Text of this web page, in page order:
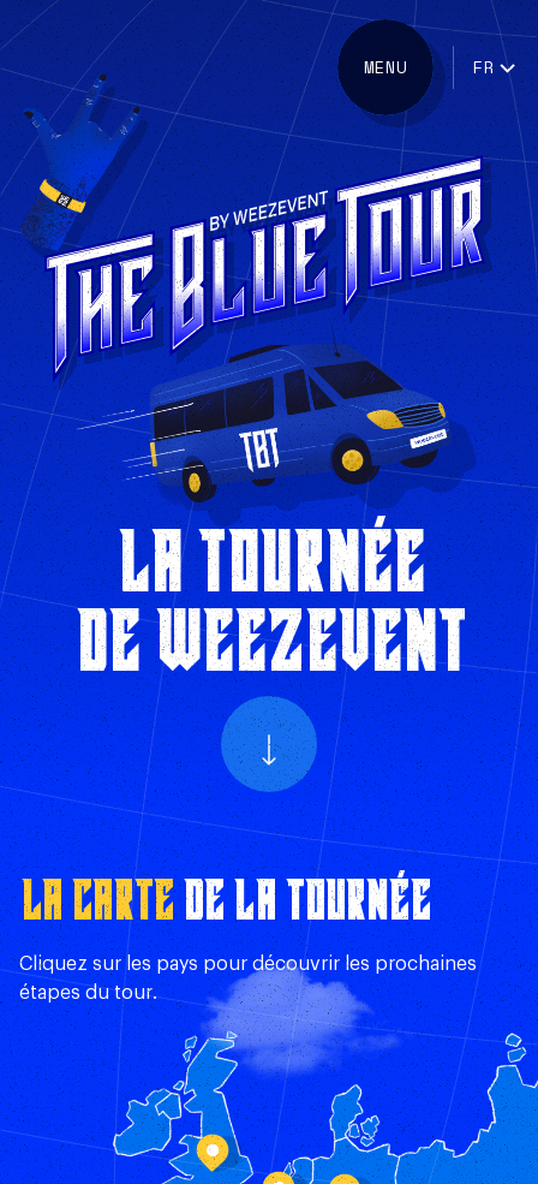
MENU FR
LA TOURNÉE
DE WEEZEVENT
LA CARTEDE LA TOURNÉE
Cliquez sur les pays pour découvrir les prochaines
étapes du tour.